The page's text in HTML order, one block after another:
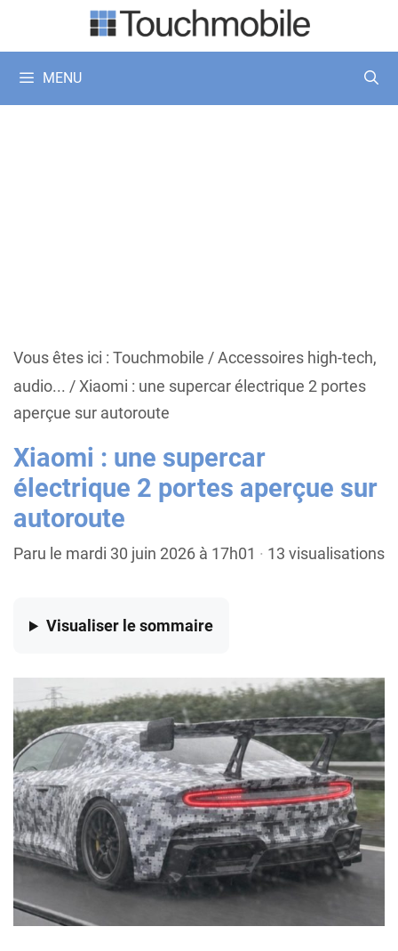
MENU
Vous êtes ici : Touchmobile /Accessoires high-tech,
audio... /Xiaomi : une supercar électrique 2 portes
aperçue sur autoroute
Xiaomi : une supercar
électrique 2 portes aperçue sur
autoroute
Paru le mardi 30 juin 2026 à 17h01 · 13 visualisations
Visualiser le sommaire